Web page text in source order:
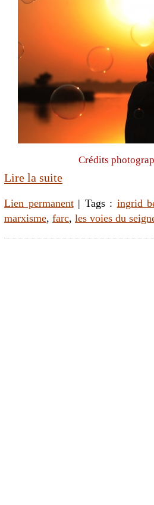
Crédits
Lire la suite
Lien permanent| Tags : ingrid
marxisme, farc, les voies du